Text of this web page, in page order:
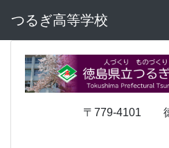
つるぎ高等学校
〒779-4101 徳島県